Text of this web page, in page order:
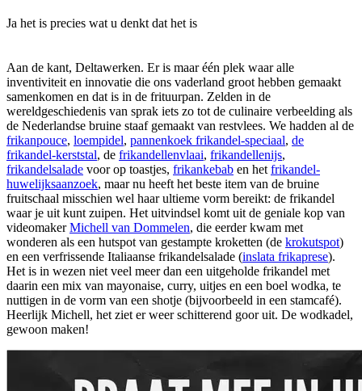
Ja het is precies wat u denkt dat het is
Aan de kant, Deltawerken. Er is maar één plek waar alle
inventiviteit en innovatie die ons vaderland groot hebben gemaakt
samenkomen en dat is in de frituurpan. Zelden in de
wereldgeschiedenis van sprak iets zo tot de culinaire verbeelding als
de Nederlandse bruine staaf gemaakt van restvlees. We hadden al de
frikanpouce, loempidel, pannenkoek frikandel-speciaal, de
frikandel-kerststal, de frikandellenvlaai, frikandellenijs,
frikandelsalade voor op toastjes, frikankebab en het frikandel-
huwelijksaanzoek, maar nu heeft het beste item van de bruine
fruitschaal misschien wel haar ultieme vorm bereikt: de frikandel
waar je uit kunt zuipen. Het uitvindsel komt uit de geniale kop van
videomakerMichell van Dommelen, die eerder kwam met
wonderen als een hutspot van gestampte kroketten (de krokutspot)
en een verfrissende Italiaanse frikandelsalade (inslata frikaprese).
Het is in wezen niet veel meer dan een uitgeholde frikandel met
daarin een mix van mayonaise, curry, uitjes en een boel wodka, te
nuttigen in de vorm van een shotje (bijvoorbeeld in een stamcafé).
Heerlijk Michell, het ziet er weer schitterend goor uit. De wodkadel,
gewoon maken!